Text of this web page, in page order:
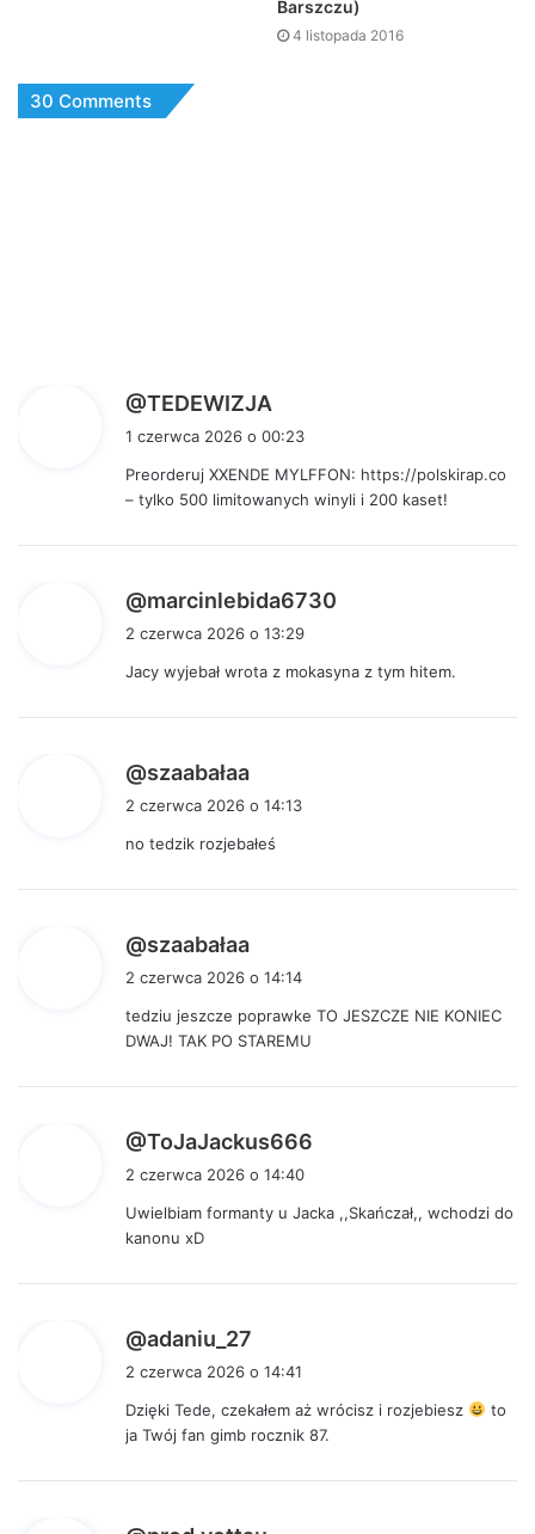
Barszczu)
4 listopada 2016
30 Comments
@TEDEWIZJA
z
e
1 czerwca 2026 o 00:23
Preorderuj XXENDE MYLFFON: https://polskirap.co
– tylko 500 limitowanych winyli i 200 kaset!
@marcinlebida6730
z
2 czerwca 2026 o 13:29
Jacy wyjebał wrota z mokasyna z tym hitem.
@szaabałaa
z
2 czerwca 2026 o 14:13
no tedzik rozjebałeś
@szaabałaa
z
e
2 czerwca 2026 o 14:14
tedziu jeszcze poprawke TO JESZCZE NIE KONIEC
DWAJ! TAK PO STAREMU
@ToJaJackus666
z
2 czerwca 2026 o 14:40
Uwielbiam formanty u Jacka ,,Skańczał,, wchodzi do
kanonu xD
@adaniu_27
z
e
2 czerwca 2026 o 14:41
Dzięki Tede, czekałem aż wrócisz i rozjebiesz
to
ja Twój fan gimb rocznik 87.